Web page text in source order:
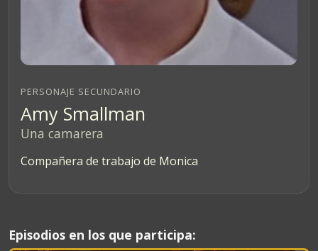
PERSONAJE SECUNDARIO
Amy Smallman
Una camarera
Compañera de trabajo de Monica
Episodios en los que participa: